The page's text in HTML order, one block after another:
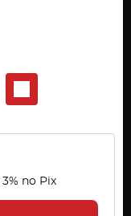
3% no Pix